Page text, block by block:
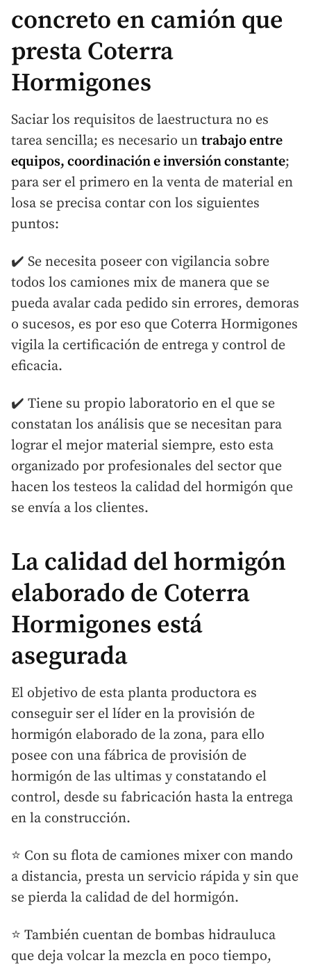
concreto en camión que
presta Coterra
Hormigones
Saciar los requisitos de laestructura no es
tarea sencilla; es necesario un trabajo entre
equipos, coordinación e inversión constante;
para ser el primero en la venta de material en
losa se precisa contar con los siguientes
puntos:
✔️ Se necesita poseer con vigilancia sobre
todos los camiones mix de manera que se
pueda avalar cada pedido sin errores, demoras
o sucesos, es por eso que Coterra Hormigones
vigila la certificación de entrega y control de
eficacia.
✔️ Tiene su propio laboratorio en el que se
constatan los análisis que se necesitan para
lograr el mejor material siempre, esto esta
organizado por profesionales del sector que
hacen los testeos la calidad del hormigón que
se envía a los clientes.
La calidad del hormigón
elaborado de Coterra
Hormigones está
asegurada
El objetivo de esta planta productora es
conseguir ser el líder en la provisión de
hormigón elaborado de la zona, para ello
posee con una fábrica de provisión de
hormigón de las ultimas y constatando el
control, desde su fabricación hasta la entrega
en la construcción.
⭐ Con su flota de camiones mixer con mando
a distancia, presta un servicio rápida y sin que
se pierda la calidad de del hormigón.
⭐ También cuentan de bombas hidrauluca
que deja volcar la mezcla en poco tiempo,